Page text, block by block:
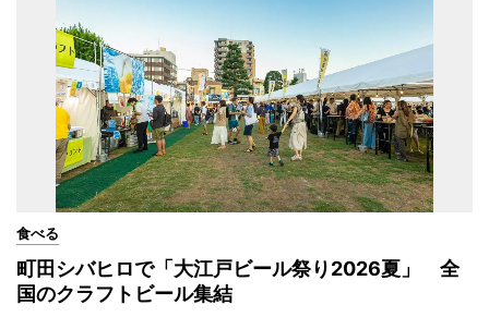
食べる
町田シバヒロで「大江戸ビール祭り2026夏」 全
国のクラフトビール集結